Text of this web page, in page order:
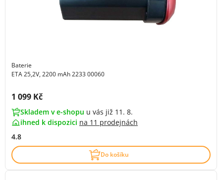
Baterie
ETA 25,2V, 2200 mAh 2233 00060
Cena s DPH:
1 099 Kč
Skladem v e-shopu u vás již 11. 8.
ihned k dispozici na 11 prodejnách
4.8
Do košíku